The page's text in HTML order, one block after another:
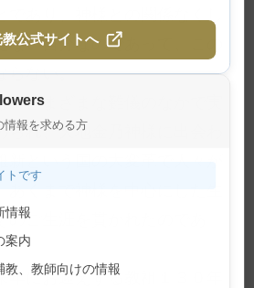
ない自分なのであって、この
らない。
さまざまな難儀のなかで実
られ、天地金乃神様に出会わ
のご生涯を貫かれたのであ
にお迎えする教祖１３０年
公式サイトへ
情報を求める方
トです
情報
案内
教、教師向けの情報